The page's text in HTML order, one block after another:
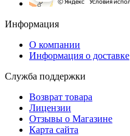
Информация
О компании
Информация о доставке
Служба поддержки
Возврат товара
Лицензии
Отзывы о Магазине
Карта сайта